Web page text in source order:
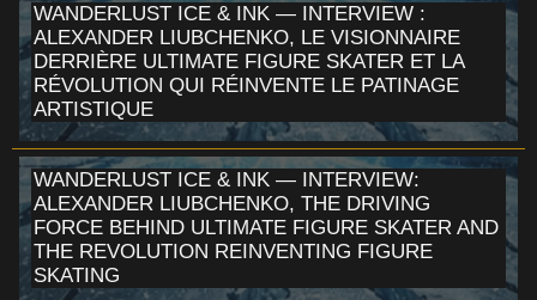
WANDERLUST ICE & INK — INTERVIEW :
ALEXANDER LIUBCHENKO, LE VISIONNAIRE
DERRIÈRE ULTIMATE FIGURE SKATER ET LA
RÉVOLUTION QUI RÉINVENTE LE PATINAGE
ARTISTIQUE
WANDERLUST ICE & INK — INTERVIEW:
ALEXANDER LIUBCHENKO, THE DRIVING
FORCE BEHIND ULTIMATE FIGURE SKATER AND
THE REVOLUTION REINVENTING FIGURE
SKATING